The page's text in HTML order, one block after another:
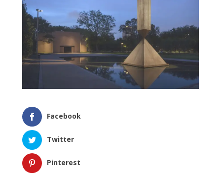
Facebook
Twitter
Pinterest